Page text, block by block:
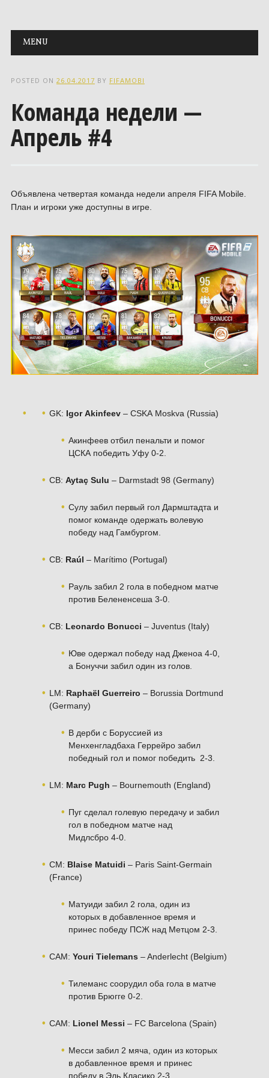
Main menu
Skip to content
MENU
POSTED ON 26.04.2017 BY FIFAMOBI
Команда недели —
Апрель #4
Объявлена четвертая команда недели апреля FIFA Mobile.
План и игроки уже доступны в игре.
GK: Igor Akinfeev– CSKA Moskva (Russia)
Акинфеев отбил пенальти и помог
ЦСКА победить Уфу 0-2.
CB: Aytaç Sulu – Darmstadt 98 (Germany)
Сулу забил первый гол Дармштадта и
помог команде одержать волевую
победу над Гамбургом.
CB: Raúl – Marítimo (Portugal)
Рауль забил 2 гола в победном матче
против Белененсеша 3-0.
CB: Leonardo Bonucci – Juventus (Italy)
Юве одержал победу над Дженоа 4-0,
а Бонуччи забил один из голов.
LM: Raphaël Guerreiro – Borussia Dortmund
(Germany)
В дерби с Боруссией из
Менхенгладбаха Геррейро забил
победный гол и помог победить 2-3.
LM: Marc Pugh – Bournemouth (England)
Пуг сделал голевую передачу и забил
гол в победном матче над
Мидлсбро 4-0.
CM: Blaise Matuidi – Paris Saint-Germain
(France)
Матуиди забил 2 гола, один из
которых в добавленное время и
принес победу ПСЖ над Метцом 2-3.
CAM: Youri Tielemans – Anderlecht (Belgium)
Тилеманс соорудил оба гола в матче
против Брюгге 0-2.
CAM: Lionel Messi – FC Barcelona (Spain)
Месси забил 2 мяча, один из которых
в добавленное время и принес
победу в Эль Класико 2-3.